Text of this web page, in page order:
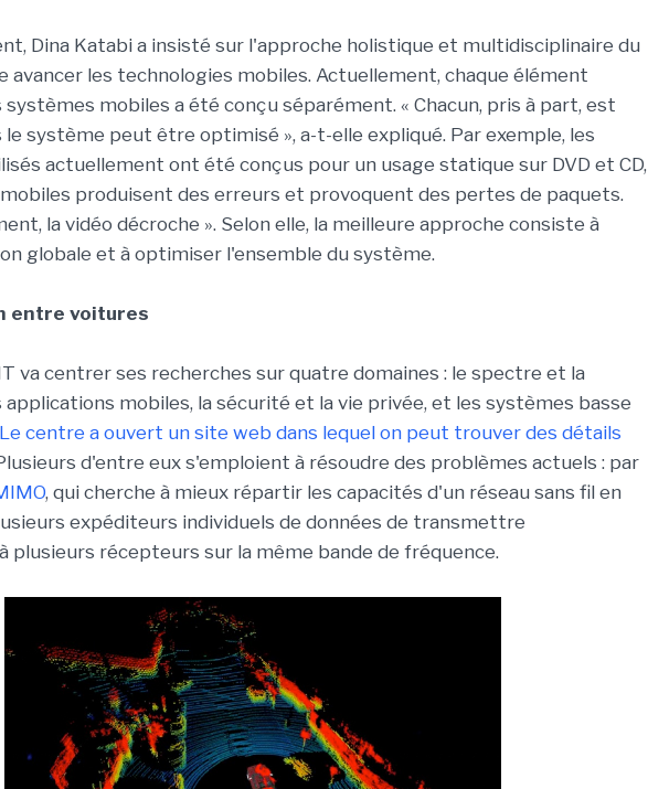
Dina Katabi a insisté sur l'approche holistique et multidisciplinaire du
avancer les technologies mobiles. Actuellement, chaque élément
mobiles a été conçu séparément. « Chacun, pris à part, est
le système peut être optimisé », a-t-elle expliqué. Par exemple, les
actuellement ont été conçus pour un usage statique sur DVD et CD,
mobiles produisent des erreurs et provoquent des pertes de paquets.
la vidéo décroche ». Selon elle, la meilleure approche consiste à
globale et à optimiser l'ensemble du système.
entre voitures
va centrer ses recherches sur quatre domaines : le spectre et la
mobiles, la sécurité et la vie privée, et les systèmes basse
Le centre a ouvert un site web dans lequel on peut trouver des détails
d'entre eux s'emploient à résoudre des problèmes actuels : par
, qui cherche à mieux répartir les capacités d'un réseau sans fil en
expéditeurs individuels de données de transmettre
plusieurs récepteurs sur la même bande de fréquence.